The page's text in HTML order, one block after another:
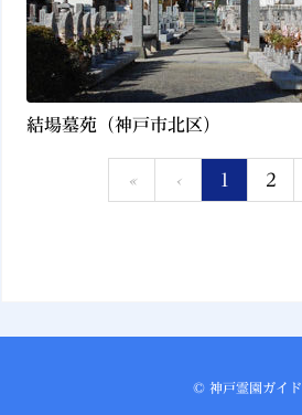
結場墓苑（神戸市北区）
« ‹ 1 2
© 神戸霊園ガイド